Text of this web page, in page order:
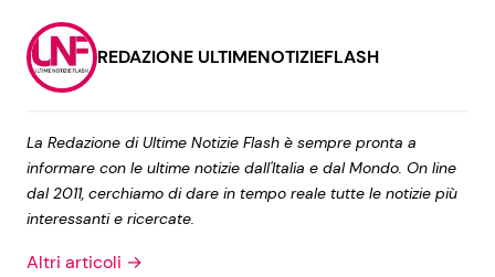
REDAZIONE ULTIMENOTIZIEFLASH
La Redazione di Ultime Notizie Flash è sempre pronta a
informare con le ultime notizie dall'Italia e dal Mondo. On line
dal 2011, cerchiamo di dare in tempo reale tutte le notizie più
interessanti e ricercate.
Altri articoli →